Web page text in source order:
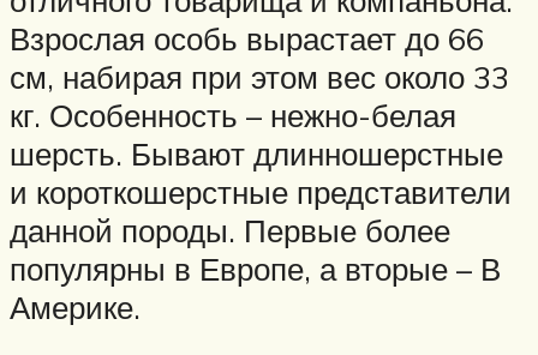
Взрослая особь вырастает до 66
см, набирая при этом вес около 33
кг. Особенность – нежно-белая
шерсть. Бывают длинношерстные
и короткошерстные представители
данной породы. Первые более
популярны в Европе, а вторые – В
Америке.